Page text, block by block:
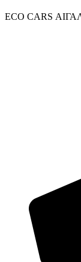
ECO CARS